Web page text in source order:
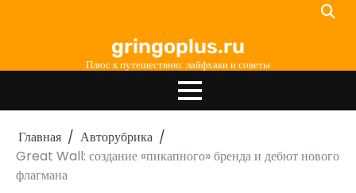
gringoplus.ru
Плюс к путешествию: лайфхаки и советы
Главная
Авторубрика
Great Wall: создание «пикапного» бренда и дебют нового
флагмана